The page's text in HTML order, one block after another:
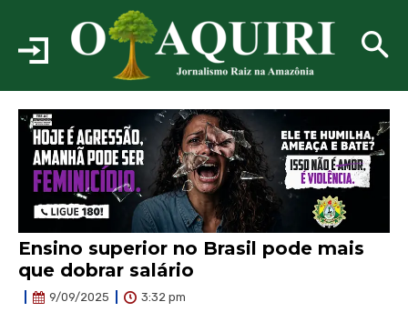
Ensino superior no Brasil pode mais
que dobrar salário
9/09/2025 3:32 pm